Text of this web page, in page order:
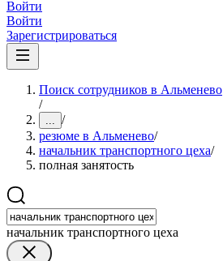
Войти
Войти
Зарегистрироваться
Поиск сотрудников в Альменево
/
... /
резюме в Альменево/
начальник транспортного цеха/
полная занятость
начальник транспортного цеха